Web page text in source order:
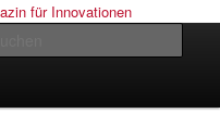
Schweizer